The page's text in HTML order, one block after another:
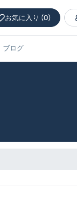
お気に入り (0)
ブログ